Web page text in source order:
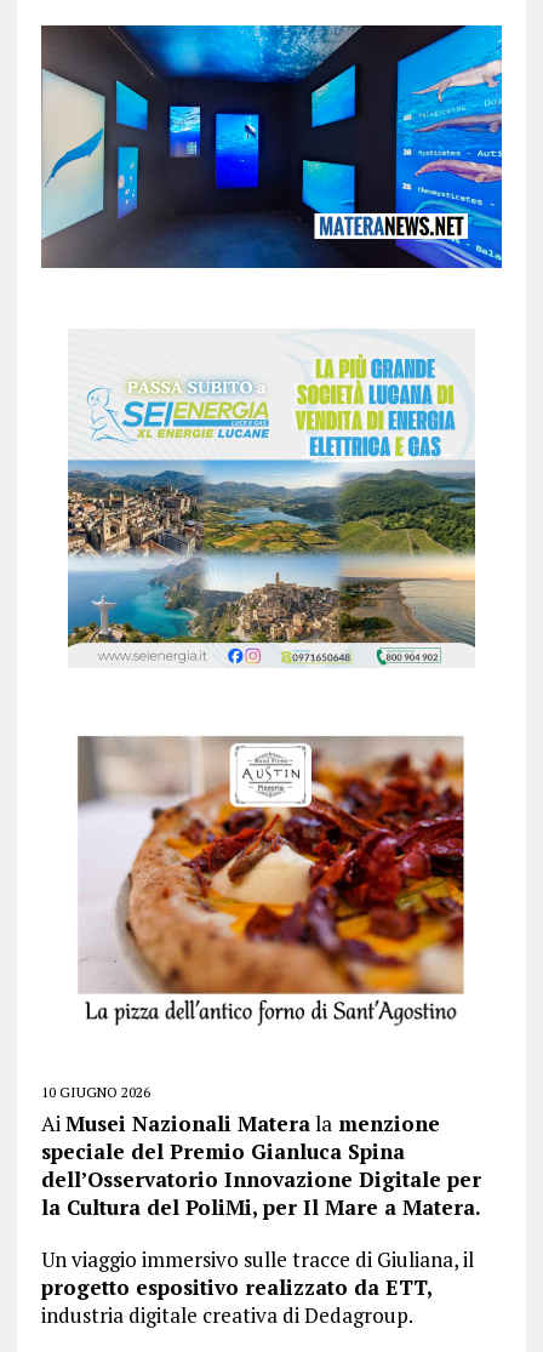
10 GIUGNO 2026
AiMusei Nazionali Materalamenzione
speciale del Premio Gianluca Spina
dell’Osservatorio Innovazione Digitale per
la Cultura del PoliMi, per Il Mare a Matera.
Un viaggio immersivo sulle tracce di Giuliana, il
progetto espositivo realizzato da ETT,
industria digitale creativa di Dedagroup.